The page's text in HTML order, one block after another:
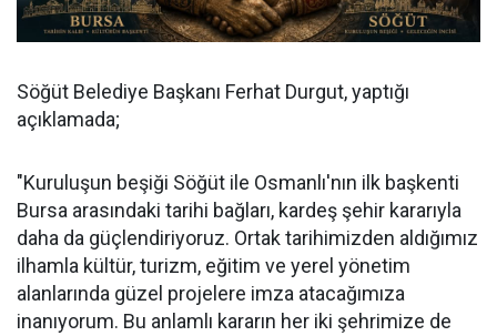
Söğüt Belediye Başkanı Ferhat Durgut, yaptığı
açıklamada;
"Kuruluşun beşiği Söğüt ile Osmanlı'nın ilk başkenti
Bursa arasındaki tarihi bağları, kardeş şehir kararıyla
daha da güçlendiriyoruz. Ortak tarihimizden aldığımız
ilhamla kültür, turizm, eğitim ve yerel yönetim
alanlarında güzel projelere imza atacağımıza
inanıyorum. Bu anlamlı kararın her iki şehrimize de